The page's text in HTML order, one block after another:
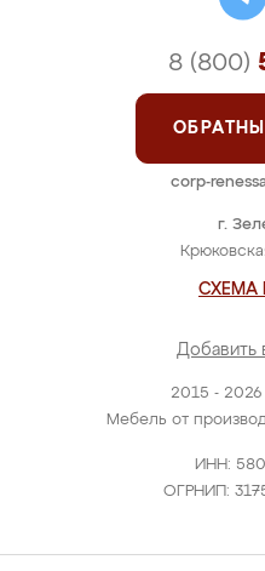
2015 -
Мебель от
ИНН:
ОГРНИП:
г.
СХЕМА
Добавить
8 (800)
corp-